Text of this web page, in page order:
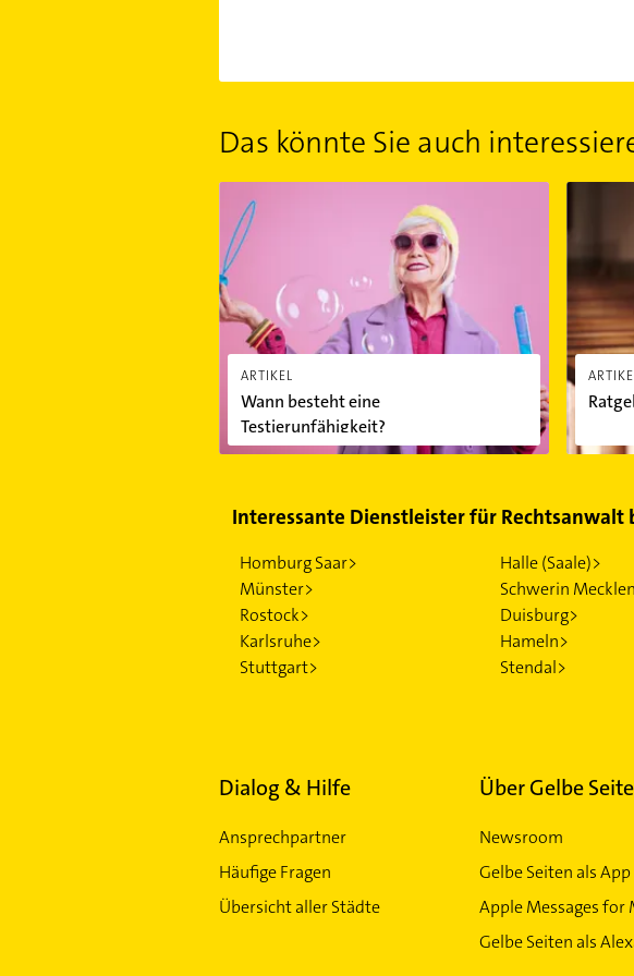
Das könnte Sie auch
ARTIKEL
Wann besteht eine
Testierunfähigkeit?
Interessante Dienstleister für Rechtsanwalt
Homburg Saar> Halle (Saale)>
Münster>
Schwerin
Rostock>
Duisburg>
Karlsruhe>
Hameln>
Stuttgart>
Stendal>
Dialog & Hilfe
Ansprechpartner
Häufige Fragen
Übersicht aller Städte
Über Gelbe
Newsroom
Gelbe Seiten als App
Apple Messages for
Gelbe Seiten als